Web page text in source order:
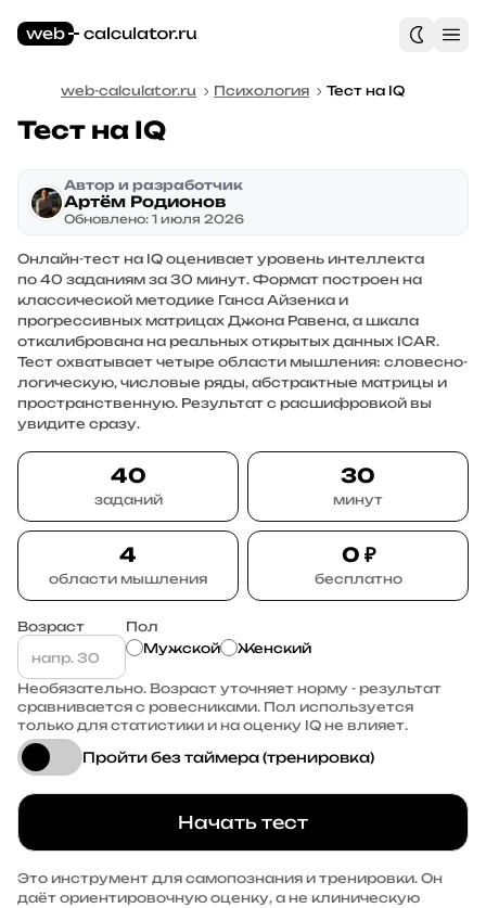
web-calculator.ru Психология Тест на IQ
Тест на IQ
Автор и разработчик
Артём Родионов
Обновлено: 1 июля 2026
Онлайн-тест на IQ оценивает уровень интеллекта
по 40 заданиям за 30 минут. Формат построен на
классической методике Ганса Айзенка и
прогрессивных матрицах Джона Равена, а шкала
откалибрована на реальных открытых данных ICAR.
Тест охватывает четыре области мышления: словесно-
логическую, числовые ряды, абстрактные матрицы и
пространственную. Результат с расшифровкой вы
увидите сразу.
40
заданий
30
минут
4
области мышления
0 ₽
бесплатно
Возраст
Пол
Мужской
Женский
Необязательно. Возраст уточняет норму - результат
сравнивается с ровесниками. Пол используется
только для статистики и на оценку IQ не влияет.
Пройти без таймера (тренировка)
Начать тест
Это инструмент для самопознания и тренировки. Он
даёт ориентировочную оценку, а не клиническую